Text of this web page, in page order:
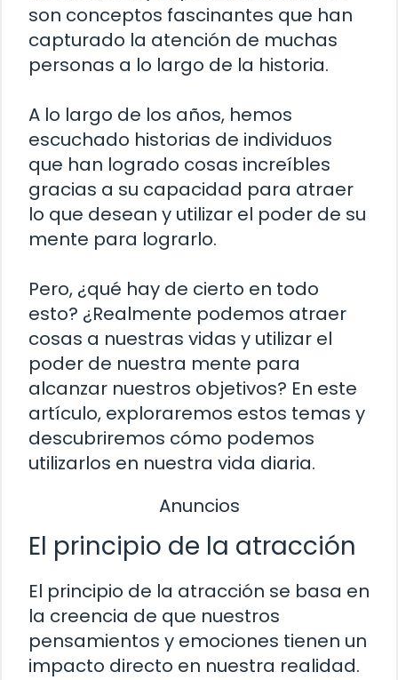
son conceptos fascinantes que han
capturado la atención de muchas
personas a lo largo de la historia.
A lo largo de los años, hemos
escuchado historias de individuos
que han logrado cosas increíbles
gracias a su capacidad para atraer
lo que desean y utilizar el poder de su
mente para lograrlo.
Pero, ¿qué hay de cierto en todo
esto? ¿Realmente podemos atraer
cosas a nuestras vidas y utilizar el
poder de nuestra mente para
alcanzar nuestros objetivos? En este
artículo, exploraremos estos temas y
descubriremos cómo podemos
utilizarlos en nuestra vida diaria.
Anuncios
El principio de la atracción
El principio de la atracción se basa en
la creencia de que nuestros
pensamientos y emociones tienen un
impacto directo en nuestra realidad.